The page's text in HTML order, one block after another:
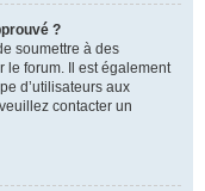
?
soumettre à des
le forum. Il est également
d’utilisateurs aux
contacter un